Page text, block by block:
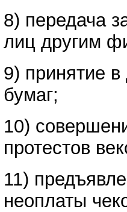
8) передача
лиц другим
9) принятие
бумаг;
10)
протестов
11)
неоплаты